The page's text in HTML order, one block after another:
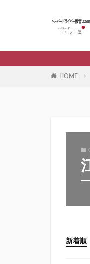
HOME
新着順